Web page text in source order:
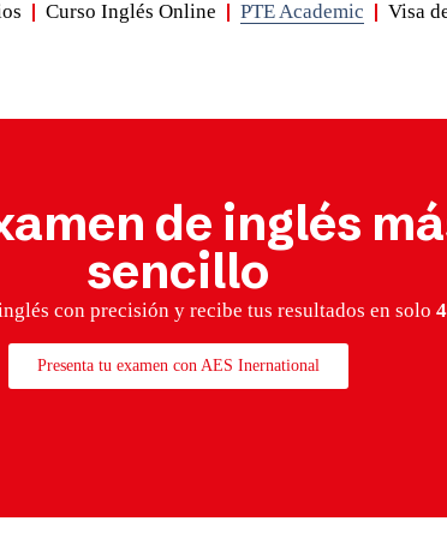
Curso Inglés Online PTE Academic Visa
de inglés
sencillo
con precisión y recibe tus resultados en solo
Presenta tu examen con AES Inernational